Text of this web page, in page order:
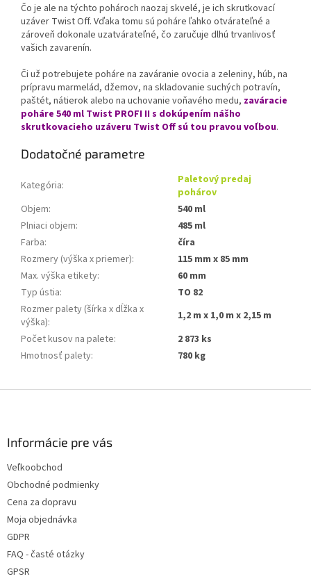
Čo je ale na týchto pohároch naozaj skvelé, je ich skrutkovací
uzáver Twist Off. Vďaka tomu sú poháre ľahko otvárateľné a
zároveň dokonale uzatvárateľné, čo zaručuje dlhú trvanlivosť
vašich zavarenín.
Či už potrebujete poháre na zaváranie ovocia a zeleniny, húb, na
prípravu marmelád, džemov, na skladovanie suchých potravín,
paštét, nátierok alebo na uchovanie voňavého medu, zaváracie
poháre 540 ml Twist PROFI II s dokúpením nášho
skrutkovacieho uzáveru Twist Off sú tou pravou voľbou.
Dodatočné parametre
Kategória:
Paletový predaj
pohárov
Objem:
540 ml
Plniaci objem:
485 ml
Farba:
číra
Rozmery (výška x priemer):
115 mm x 85 mm
Max. výška etikety:
60 mm
Typ ústia:
TO 82
Rozmer palety (šírka x dĺžka x
výška):
1,2 m x 1,0 m x 2,15 m
Počet kusov na palete:
2 873 ks
Hmotnosť palety: 780 kg
Informácie pre vás
Veľkoobchod
Obchodné podmienky
Cena za dopravu
Moja objednávka
GDPR
FAQ - časté otázky
GPSR